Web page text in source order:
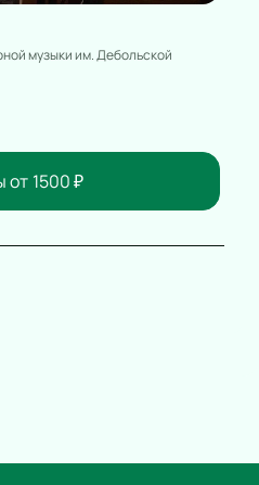
музыки им. Дебольской
от 1500₽